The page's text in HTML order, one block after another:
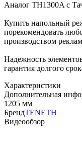
Аналог TH1300A c
Купить напольный
порекомендовать
производством
Надежность
гарантия долгого
Характеристики
Дополнительная
1205 мм
БрендTENETH
Видеообзор